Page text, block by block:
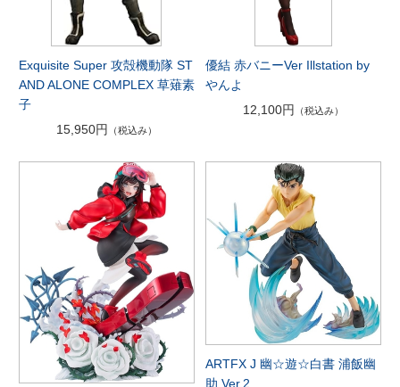
Exquisite Super 攻殻機動隊 ST
AND ALONE COMPLEX 草薙素
子
15,950円
（税込み）
優結 赤バニーVer Illstation by
やんよ
12,100円
（税込み）
ARTFX J 幽☆遊☆白書 浦飯幽
助 Ver.2